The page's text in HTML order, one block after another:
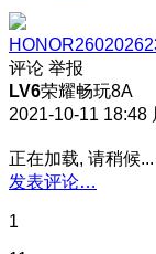
评论 举报
LV6荣耀畅玩8A
2021-10-11 18:48
正在加载, 请稍候...
发表评论…
1